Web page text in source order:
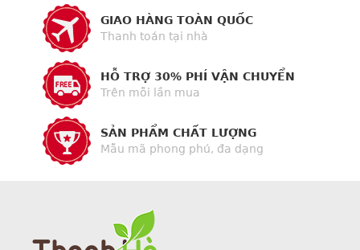
GIAO HÀNG TOÀN QUỐC
Thanh toán tại nhà
HỖ TRỢ 30% PHÍ VẬN CHUYỂN
Trên mỗi lần mua
SẢN PHẨM CHẤT LƯỢNG
Mẫu mã phong phú, đa dạng